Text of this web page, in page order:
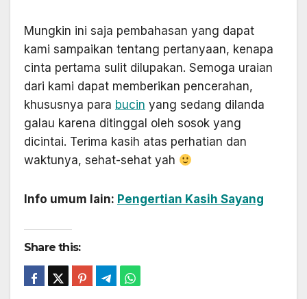
Mungkin ini saja pembahasan yang dapat
kami sampaikan tentang pertanyaan, kenapa
cinta pertama sulit dilupakan. Semoga uraian
dari kami dapat memberikan pencerahan,
khususnya para bucin yang sedang dilanda
galau karena ditinggal oleh sosok yang
dicintai. Terima kasih atas perhatian dan
waktunya, sehat-sehat yah
Info umum lain: Pengertian Kasih Sayang
Share this: